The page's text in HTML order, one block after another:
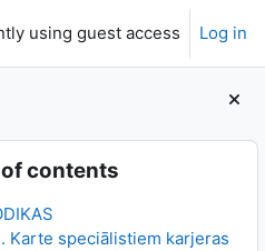
using guest access Log in
contents
contents
Karte speciālistiem karjeras